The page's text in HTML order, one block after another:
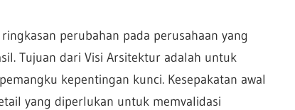
perubahan pada perusahaan yang
Tujuan dari Visi Arsitektur adalah untuk
kepentingan kunci. Kesepakatan awal
yang diperlukan untuk memvalidasi